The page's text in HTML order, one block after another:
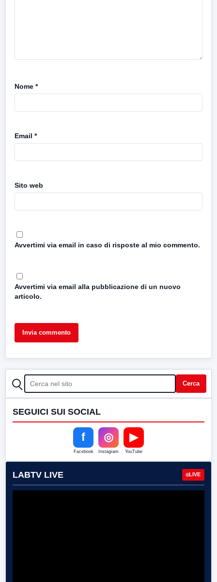
Nome *
Email *
Sito web
Avvertimi via email in caso di risposte al mio commento.
Avvertimi via email alla pubblicazione di un nuovo
articolo.
CERCA Cerca
SEGUICI SUI SOCIAL
f
Facebook
◎
Instagram
▶
YouTube
LABTV LIVE LIVE